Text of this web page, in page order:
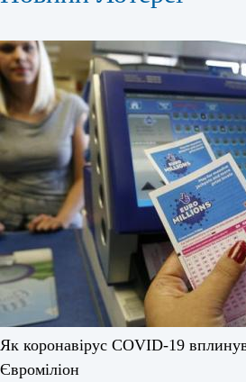
Як коронавірус COVID-19
Євроміліон